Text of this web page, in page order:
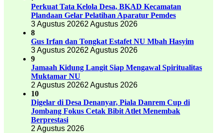
Perkuat Tata Kelola Desa, BKAD Kecamatan
Plandaan Gelar Pelatihan Aparatur Pemdes
3 Agustus 20262 Agustus 2026
8
Gus Irfan dan Tongkat Estafet NU Mbah Hasyim
3 Agustus 20262 Agustus 2026
9
Jamaah Kidung Langit Siap Mengawal Spiritualitas
Muktamar NU
2 Agustus 20262 Agustus 2026
10
Digelar di Desa Denanyar, Piala Danrem Cup di
Jombang Fokus Cetak Bibit Atlet Menembak
Berprestasi
2 Agustus 2026